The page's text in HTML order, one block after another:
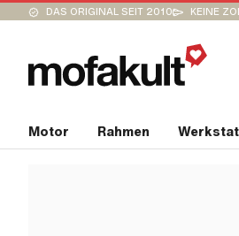
DAS ORIGINAL SEIT 2010 KEINE
Motor Rahmen